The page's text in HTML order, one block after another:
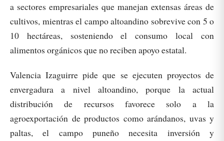
a sectores empresariales que manejan extensas áreas de
cultivos, mientras el campo altoandino sobrevive con 5 o
10 hectáreas, sosteniendo el consumo local con
alimentos orgánicos que no reciben apoyo estatal.
Valencia Izaguirre pide que se ejecuten proyectos de
envergadura a nivel altoandino, porque la actual
distribución de recursos favorece solo a la
agroexportación de productos como arándanos, uvas y
paltas, el campo puneño necesita inversión y